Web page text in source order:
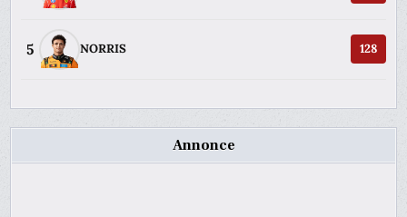
5 NORRIS 128
Annonce